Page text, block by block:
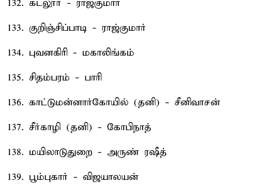
132. கடலூர் - ராஜ்குமார்
133. குறிஞ்சிப்பாடி - ராஜ்குமார்
134. புவனகிரி - மகாலிங்கம்
135. சிதம்பரம் - பாரி
136. காட்டுமன்னார்கோயில் (தனி) - சீனிவாசன்
137. சீர்காழி (தனி) - கோபிநாத்
138. மயிலாடுதுறை - அருண் ரஷீத்
139. பூம்புகார் - விஜயாலயன்